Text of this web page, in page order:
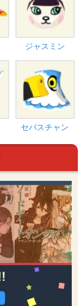
ジャスミン
セバスチャン